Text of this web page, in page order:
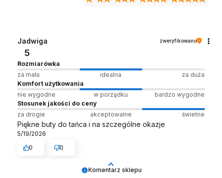
Komentarz sklepu
Jadwiga zweryfikowano
5
Rozmiarówka
za mała
idealna
za duża
Komfort użytkowania
nie wygodne
w porządku
bardzo wygodne
Stosunek jakości do ceny
za drogie
akceptowalne świetne
Piękne buty do tańca i na szczególne okazje
5/19/2026
0
0